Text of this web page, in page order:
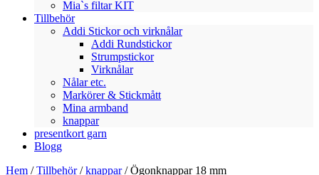
Mia`s filtar KIT
Tillbehör
Addi Stickor och virknålar
Addi Rundstickor
Strumpstickor
Virknålar
Nålar etc.
Markörer & Stickmått
Mina armband
knappar
presentkort garn
Blogg
Hem /Tillbehör/knappar/ Ögonknappar 18 mm